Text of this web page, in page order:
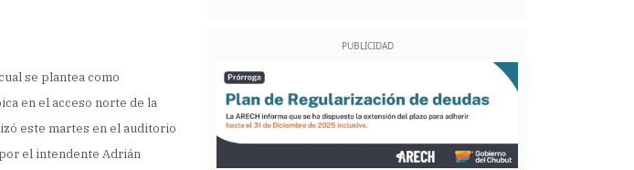
se plantea como
en el acceso norte de la
este martes en el auditorio
el intendente Adrián